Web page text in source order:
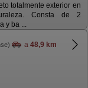
totalmente exterior en
Consta de 2
y ba ...
a 48,9 km